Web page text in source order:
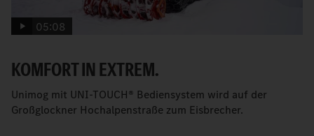
05:08
KOMFORT IN EXTREM.
Unimog mit UNI-TOUCH® Bediensystem wird auf der
Großglockner Hochalpenstraße zum Eisbrecher.